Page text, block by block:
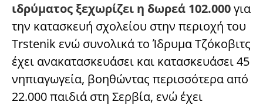
ιδρύματος ξεχωρίζει η δωρεά 102.000για
την κατασκευή σχολείου στην περιοχή του
Trstenik ενώ συνολικά το Ίδρυμα Τζόκοβιτς
έχει ανακατασκευάσει και κατασκευάσει 45
νηπιαγωγεία, βοηθώντας περισσότερα από
22.000 παιδιά στη Σερβία, ενώ έχει